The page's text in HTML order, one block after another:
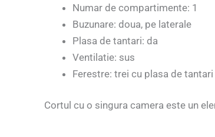
Numar de compartimente: 1
Buzunare: doua, pe laterale
Plasa de tantari: da
Ventilatie: sus
Ferestre: trei cu plasa de
Cortul cu o singura camera este un